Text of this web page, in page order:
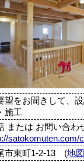
望をお聞きして、
施工
または お問い合わ
satokomuten.com/
市東町1-2-13 (地図